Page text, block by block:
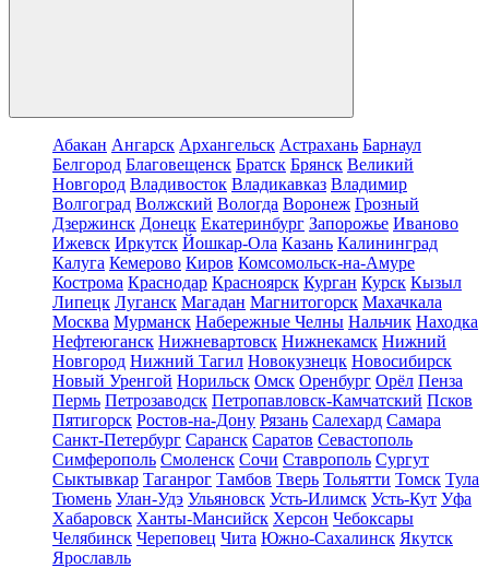
Абакан Ангарск Архангельск Астрахань Барнаул
Белгород Благовещенск Братск Брянск Великий
Новгород Владивосток Владикавказ Владимир
Волгоград Волжский Вологда Воронеж Грозный
Дзержинск Донецк Екатеринбург Запорожье Иваново
Ижевск Иркутск Йошкар-Ола Казань Калининград
Калуга Кемерово Киров Комсомольск-на-Амуре
Кострома Краснодар Красноярск Курган Курск Кызыл
Липецк Луганск Магадан Магнитогорск Махачкала
Москва Мурманск Набережные Челны Нальчик Находка
Нефтеюганск Нижневартовск Нижнекамск Нижний
Новгород Нижний Тагил Новокузнецк Новосибирск
Новый Уренгой Норильск Омск Оренбург Орёл Пенза
Пермь Петрозаводск Петропавловск-Камчатский Псков
Пятигорск Ростов-на-Дону Рязань Салехард Самара
Санкт-Петербург Саранск Саратов Севастополь
Симферополь Смоленск Сочи Ставрополь Сургут
Сыктывкар Таганрог Тамбов Тверь Тольятти Томск Тула
Тюмень Улан-Удэ Ульяновск Усть-Илимск Усть-Кут Уфа
Хабаровск Ханты-Мансийск Херсон Чебоксары
Челябинск Череповец Чита Южно-Сахалинск Якутск
Ярославль